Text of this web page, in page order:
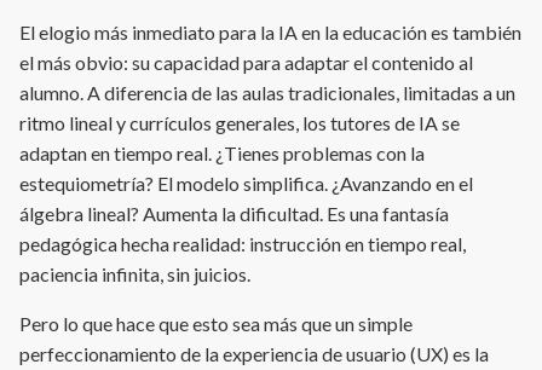
El elogio más inmediato para la IA en la educación es también
el más obvio: su capacidad para adaptar el contenido al
alumno. A diferencia de las aulas tradicionales, limitadas a un
ritmo lineal y currículos generales, los tutores de IA se
adaptan en tiempo real. ¿Tienes problemas con la
estequiometría? El modelo simplifica. ¿Avanzando en el
álgebra lineal? Aumenta la dificultad. Es una fantasía
pedagógica hecha realidad: instrucción en tiempo real,
paciencia infinita, sin juicios.
Pero lo que hace que esto sea más que un simple
perfeccionamiento de la experiencia de usuario (UX) es la